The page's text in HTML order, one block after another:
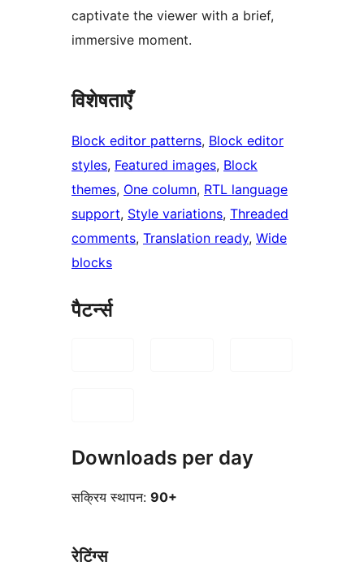
captivate the viewer with a brief,
immersive moment.
विशेषताएँ
Block editor patterns, Block editor
styles, Featured images, Block
themes, One column, RTL language
support, Style variations, Threaded
comments, Translation ready, Wide
blocks
पैटर्न्स
Downloads per day
सक्रिय स्थापन: 90+
रेटिंग्स